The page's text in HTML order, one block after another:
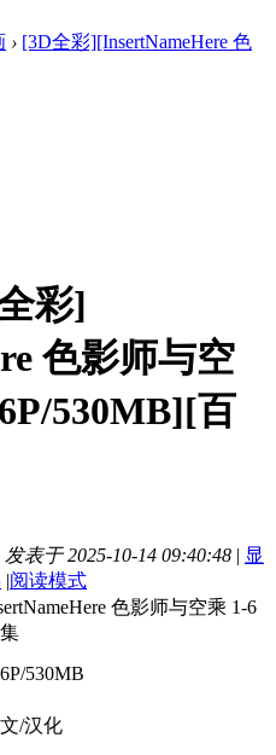
› [3D全彩][InsertNameHere 色
彩]
色影师与空
530MB][百
表于 2025-10-14 09:40:48 | 显
|阅读模式
色影师与空乘 1-6
530MB
/汉化